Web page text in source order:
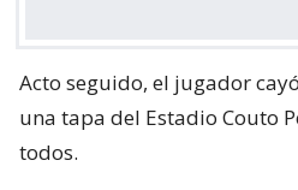
Acto seguido, el jugador
una tapa del Estadio Couto
todos.